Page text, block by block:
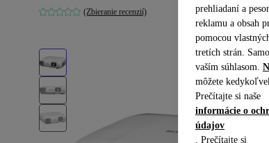
prehliadaní a
reklamu a obsah
pomocou
tretích strán.
vaším súhlasom.
môžete
Prečítajte si naše
informácie o
údajov
. Prečítajte si
(Zbieranie recenzií)